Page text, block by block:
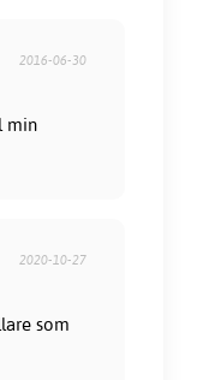
2016-06-30
min
2020-10-27
som